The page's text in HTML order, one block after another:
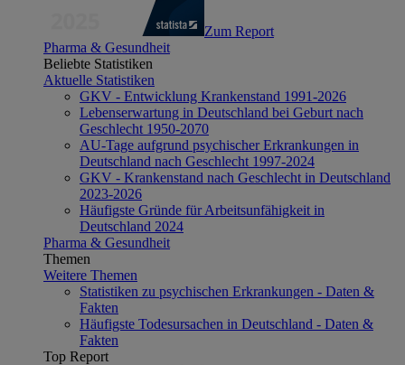
Zum Report
Pharma & Gesundheit
Beliebte Statistiken
Aktuelle Statistiken
GKV - Entwicklung Krankenstand 1991-2026
Lebenserwartung in Deutschland bei Geburt nach
Geschlecht 1950-2070
AU-Tage aufgrund psychischer Erkrankungen in
Deutschland nach Geschlecht 1997-2024
GKV - Krankenstand nach Geschlecht in Deutschland
2023-2026
Häufigste Gründe für Arbeitsunfähigkeit in
Deutschland 2024
Pharma & Gesundheit
Themen
Weitere Themen
Statistiken zu psychischen Erkrankungen - Daten &
Fakten
Häufigste Todesursachen in Deutschland - Daten &
Fakten
Top Report